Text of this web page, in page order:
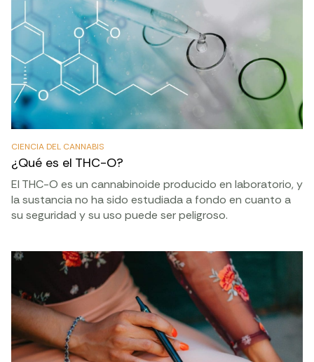
CIENCIA DEL CANNABIS
¿Qué es el THC-O?
El THC-O es un cannabinoide producido en laboratorio, y
la sustancia no ha sido estudiada a fondo en cuanto a
su seguridad y su uso puede ser peligroso.